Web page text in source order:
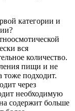
категории и
вся
количество.
пищи и не
тоже подходит.
через
необходимую
содержит больше